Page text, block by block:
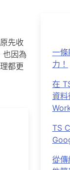
先收
也因為
都更
一條
力！
在
資
TS
從傳